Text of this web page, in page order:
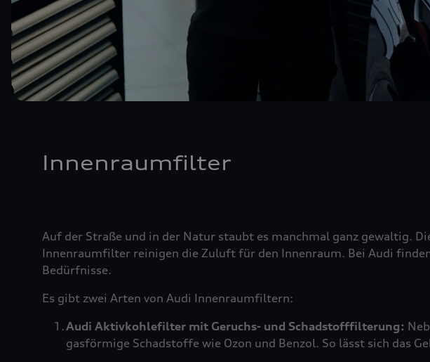
Innenraumfilter
Auf der Straße und in der Natur staubt es manchmal ganz gewaltig.
Innenraumfilter reinigen die Zuluft für den Innenraum. Bei Audi
Bedürfnisse.
Es gibt zwei Arten von Audi Innenraumfiltern:
Audi Aktivkohlefilter mit Geruchs- und Schadstofffilterung:
gasförmige Schadstoffe wie Ozon und Benzol. So lässt sich das